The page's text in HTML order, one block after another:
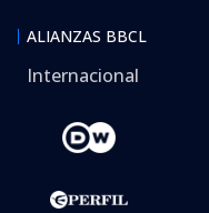
ALIANZAS BBCL
Internacional